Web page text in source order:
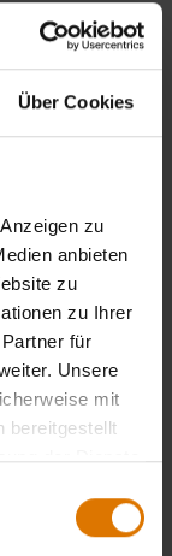
Über Cookies
zu
anbieten
zu
zu Ihrer
für
Unsere
mit
bereitgestellt
der Dienste